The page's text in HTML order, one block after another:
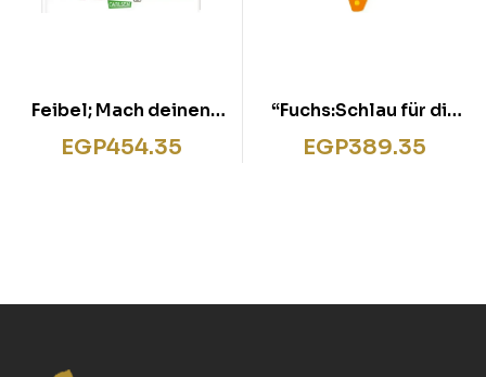
Feibel; Mach deinen
Medienführerschein
EGP454.35
“Fuchs:Schlau für die
Schule: Hurra, end”
EGP389.35